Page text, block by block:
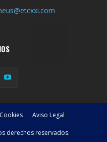
Cookies Aviso Legal
derechos reservados.